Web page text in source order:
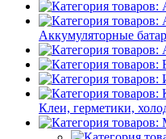
Аккумуляторные
Клеи, герметики,